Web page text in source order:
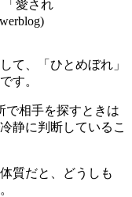
愛され
て、「ひとめぼれ」
す。
で相手を探すときは
静に判断しているこ
質だと、どうしも